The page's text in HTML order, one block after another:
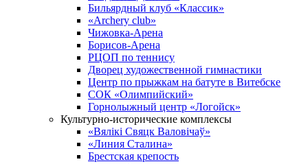
Бильярдный клуб «Классик»
«Archery club»
Чижовка-Арена
Борисов-Арена
РЦОП по теннису
Дворец художественной гимнастики
Центр по прыжкам на батуте в Витебске
СОК «Олимпийский»
Горнолыжный центр «Логойск»
Культурно-исторические комплексы
«Вялікі Свяцк Валовічаў»
«Линия Сталина»
Брестская крепость